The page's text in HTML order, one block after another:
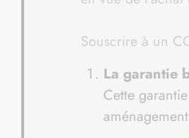
Souscrire à un
La garantie
Cette